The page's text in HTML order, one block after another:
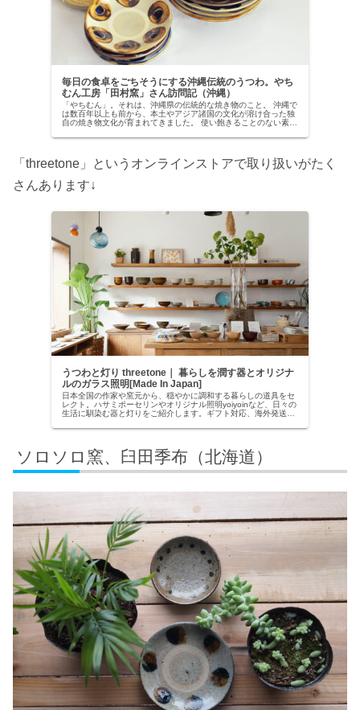
毎日の食卓をごちそうにする沖縄伝統のうつわ。やち
むん工房「田村窯」さん訪問記（沖縄）
「やちむん」。それは、沖縄県の伝統的な焼き物のこと。 沖縄で
は数百年以上も前から、本土やアジア諸国の文化が溶け合った独
自の焼き物文化が育まれてきました。 使い飽きることのない素朴
く ...
「threetone」というオンラインストアで取り扱いがたく
さんあります↓
うつわと灯り threetone｜ 暮らしを潤す器とオリジナ
ルのガラス照明[Made In Japan]
日本全国の作家や窯元から、穏やかに調和する暮らしの道具をセ
レクト。ハサミポーセリンやオリジナル照明yoiyoinなど、日々の
生活に馴染む器と灯りをご紹介します。ギフト対応、海外発送も
Available
ソロソロ窯、臼田季布（北海道）